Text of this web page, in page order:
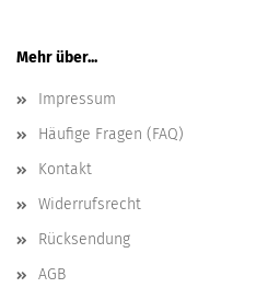
Mehr über...
Impressum
Häufige Fragen (FAQ)
Kontakt
Widerrufsrecht
Rücksendung
AGB